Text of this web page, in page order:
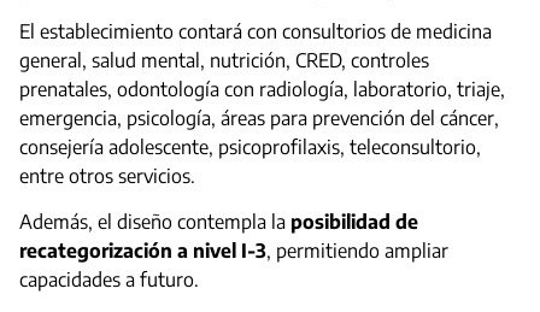
El establecimiento contará con consultorios de medicina
general, salud mental, nutrición, CRED, controles
prenatales, odontología con radiología, laboratorio, triaje,
emergencia, psicología, áreas para prevención del cáncer,
consejería adolescente, psicoprofilaxis, teleconsultorio,
entre otros servicios.
Además, el diseño contempla la posibilidad de
recategorización a nivel I-3, permitiendo ampliar
capacidades a futuro.